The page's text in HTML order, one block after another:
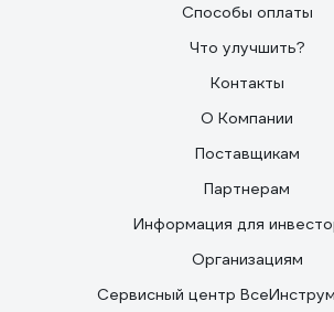
Способы оплаты
Что улучшить?
Контакты
О Компании
Поставщикам
Партнерам
Информация для
Организациям
Сервисный центр